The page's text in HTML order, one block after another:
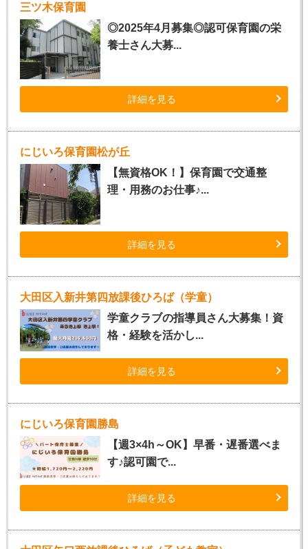
三ツ木保育園
◎2025年4月募集◎認可保育園の栄
養士さん大募...
詳細を見る
にじいろ保育園松が丘
【無資格OK！】保育園で交通整
理・用務のお仕事♪...
詳細を見る
大田区入新井第四放課後ひろば（学童）
学童クラブの指導員さん大募集！資
格・経験を活かし...
詳細を見る
にじいろ保育園勝島
【週3×4h～OK】早番・遅番選べま
す♪認可園で...
詳細を見る